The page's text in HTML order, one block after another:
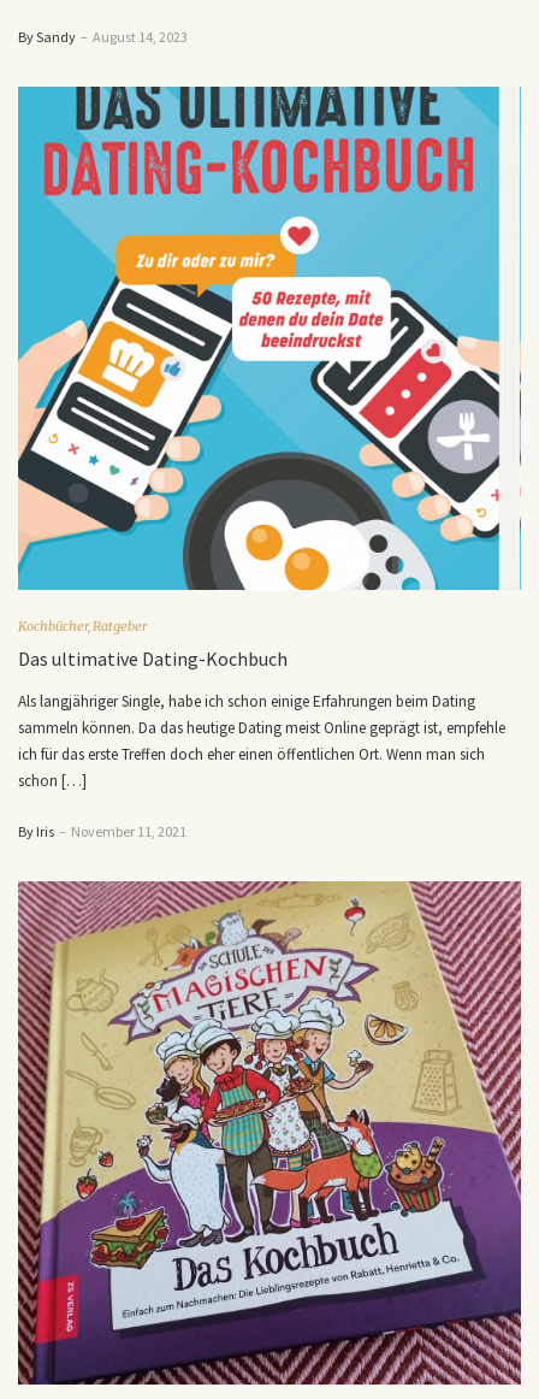
By Sandy – August 14, 2023
Kochbücher,Ratgeber
Das ultimative Dating-Kochbuch
Als langjähriger Single, habe ich schon einige Erfahrungen beim Dating
sammeln können. Da das heutige Dating meist Online geprägt ist, empfehle
ich für das erste Treffen doch eher einen öffentlichen Ort. Wenn man sich
schon […]
By Iris – November 11, 2021